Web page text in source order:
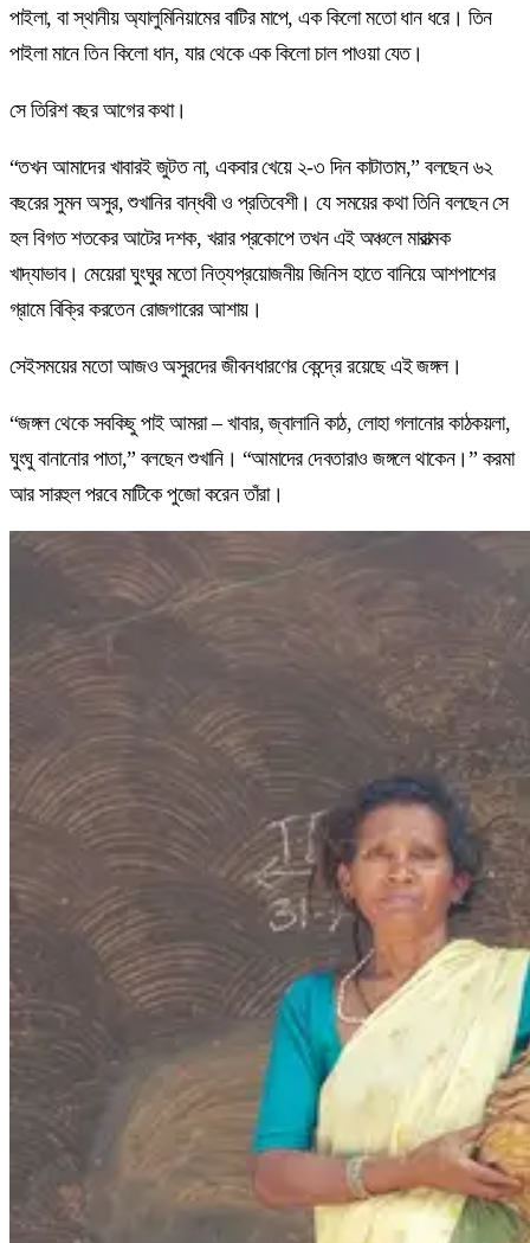
পাইলা, বা স্থানীয় অ্যালুমিনিয়ামের বাটির মাপে, এক কিলো মতো ধান ধরে। তিন
পাইলা মানে তিন কিলো ধান, যার থেকে এক কিলো চাল পাওয়া যেত।
সে তিরিশ বছর আগের কথা।
“তখন আমাদের খাবারই জুটত না, একবার খেয়ে ২-৩ দিন কাটাতাম,” বলছেন ৬২
বছরের সুমন অসুর, শুখানির বান্ধবী ও প্রতিবেশী। যে সময়ের কথা তিনি বলছেন সে
হল বিগত শতকের আটের দশক, খরার প্রকোপে তখন এই অঞ্চলে মারাত্মক
খাদ্যাভাব। মেয়েরা ঘুংঘুর মতো নিত্যপ্রয়োজনীয় জিনিস হাতে বানিয়ে আশপাশের
গ্রামে বিক্রি করতেন রোজগারের আশায়।
সেইসময়ের মতো আজও অসুরদের জীবনধারণের কেন্দ্রে রয়েছে এই জঙ্গল।
“জঙ্গল থেকে সবকিছু পাই আমরা – খাবার, জ্বালানি কাঠ, লোহা গলানোর কাঠকয়লা,
ঘুংঘু বানানোর পাতা,” বলছেন শুখানি। “আমাদের দেবতারাও জঙ্গলে থাকেন।” করমা
আর সারহুল পরবে মাটিকে পুজো করেন তাঁরা।